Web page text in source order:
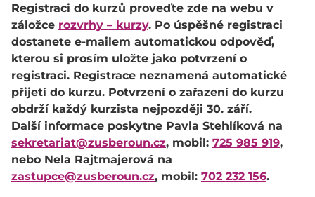
Registraci do kurzů proveďte zde na webu v
záložce rozvrhy – kurzy. Po úspěšné registraci
dostanete e-mailem automatickou odpověď,
kterou si prosím uložte jako potvrzení o
registraci. Registrace neznamená automatické
přijetí do kurzu. Potvrzení o zařazení do kurzu
obdrží každý kurzista nejpozději 30. září.
Další informace poskytne Pavla Stehlíková na
sekretariat@zusberoun.cz, mobil: 725 985 919,
nebo Nela Rajtmajerová na
zastupce@zusberoun.cz, mobil: 702 232 156.